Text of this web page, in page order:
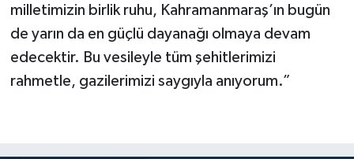
milletimizin birlik ruhu, Kahramanmaraş’ın bugün
de yarın da en güçlü dayanağı olmaya devam
edecektir. Bu vesileyle tüm şehitlerimizi
rahmetle, gazilerimizi saygıyla anıyorum.”